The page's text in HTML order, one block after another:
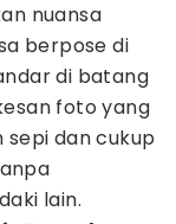
nuansa
berpose di
di batang
foto yang
sepi dan cukup
lain.